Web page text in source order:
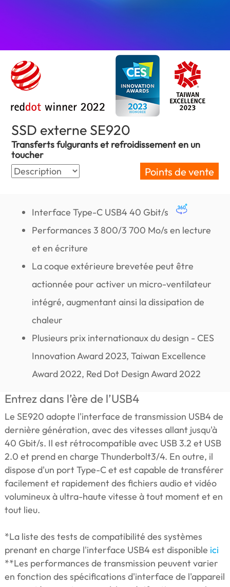
SSD externe SE920
Transferts fulgurants et refroidissement en un
toucher
Points de vente
Interface Type-C USB4 40 Gbit/s
Performances 3 800/3 700 Mo/s en lecture
et en écriture
La coque extérieure brevetée peut être
actionnée pour activer un micro-ventilateur
intégré, augmentant ainsi la dissipation de
chaleur
Plusieurs prix internationaux du design - CES
Innovation Award 2023, Taiwan Excellence
Award 2022, Red Dot Design Award 2022
Entrez dans l’ère de l’USB4
Le SE920 adopte l'interface de transmission USB4 de
dernière génération, avec des vitesses allant jusqu'à
40 Gbit/s. Il est rétrocompatible avec USB 3.2 et USB
2.0 et prend en charge Thunderbolt3/4. En outre, il
dispose d'un port Type-C et est capable de transférer
facilement et rapidement des fichiers audio et vidéo
volumineux à ultra-haute vitesse à tout moment et en
tout lieu.
*La liste des tests de compatibilité des systèmes
prenant en charge l'interface USB4 est disponible ici
**Les performances de transmission peuvent varier
en fonction des spécifications d'interface de l'appareil